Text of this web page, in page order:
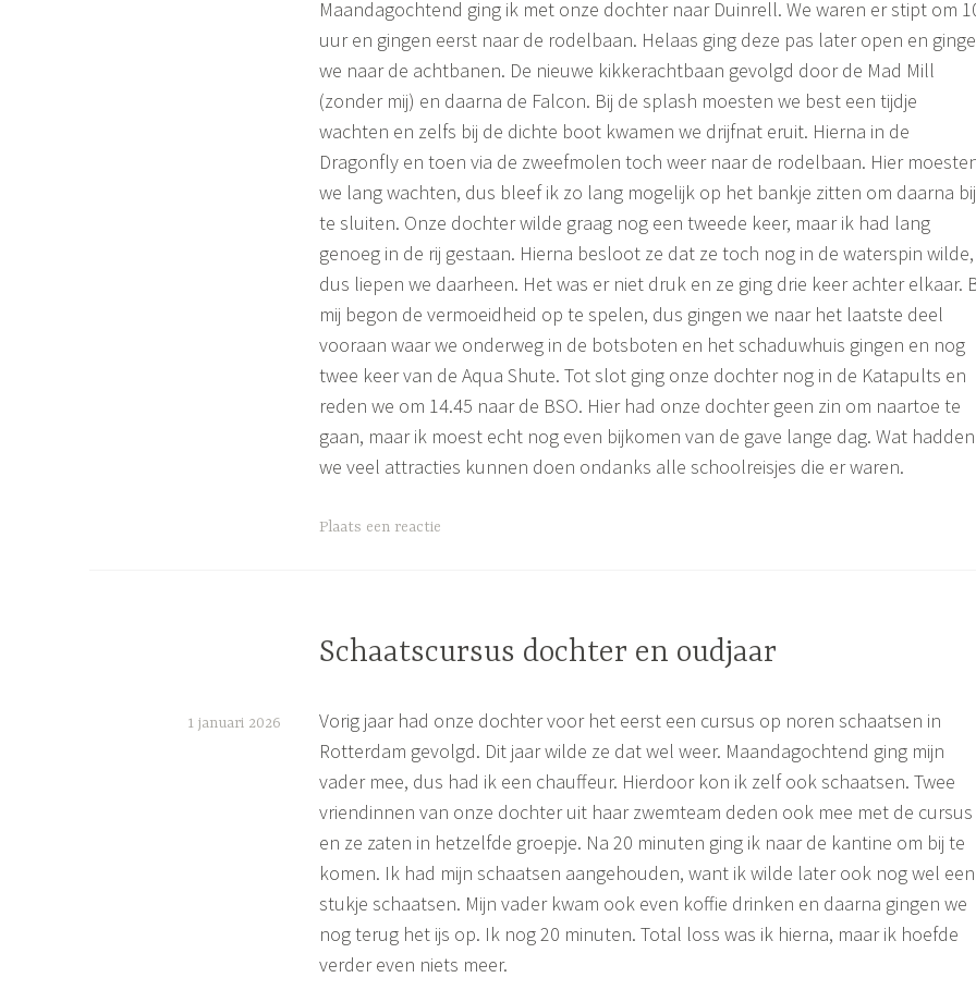
rMaandagochtend ging ik met onze dochter naar Duinrell. We waren er stipt om
uur en gingen eerst naar de rodelbaan. Helaas ging deze pas later open en
we naar de achtbanen. De nieuwe kikkerachtbaan gevolgd door de Mad Mill
(zonder mij) en daarna de Falcon. Bij de splash moesten we best een tijdje
wachten en zelfs bij de dichte boot kwamen we drijfnat eruit. Hierna in de
Dragonfly en toen via de zweefmolen toch weer naar de rodelbaan. Hier
we lang wachten, dus bleef ik zo lang mogelijk op het bankje zitten om daarna bij
te sluiten. Onze dochter wilde graag nog een tweede keer, maar ik had lang
genoeg in de rij gestaan. Hierna besloot ze dat ze toch nog in de waterspin wilde,
dus liepen we daarheen. Het was er niet druk en ze ging drie keer achter elkaar.
mij begon de vermoeidheid op te spelen, dus gingen we naar het laatste deel
vooraan waar we onderweg in de botsboten en het schaduwhuis gingen en nog
twee keer van de Aqua Shute. Tot slot ging onze dochter nog in de Katapults en
reden we om 14.45 naar de BSO. Hier had onze dochter geen zin om naartoe te
gaan, maar ik moest echt nog even bijkomen van de gave lange dag. Wat hadden
we veel attracties kunnen doen ondanks alle schoolreisjes die er waren.
G
g
d
d
e
u
i
t
,
Plaats een reactie
Schaatscursus dochter en oudjaar
1 januari 2026
Vorig jaar had onze dochter voor het eerst een cursus op noren schaatsen in
Rotterdam gevolgd. Dit jaar wilde ze dat wel weer. Maandagochtend ging mijn
vader mee, dus had ik een chauffeur. Hierdoor kon ik zelf ook schaatsen. Twee
vriendinnen van onze dochter uit haar zwemteam deden ook mee met de cursus
en ze zaten in hetzelfde groepje. Na 20 minuten ging ik naar de kantine om bij te
komen. Ik had mijn schaatsen aangehouden, want ik wilde later ook nog wel een
stukje schaatsen. Mijn vader kwam ook even koffie drinken en daarna gingen we
nog terug het ijs op. Ik nog 20 minuten. Total loss was ik hierna, maar ik hoefde
verder even niets meer.